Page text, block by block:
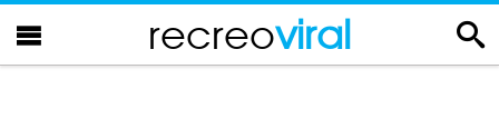
recreoviral